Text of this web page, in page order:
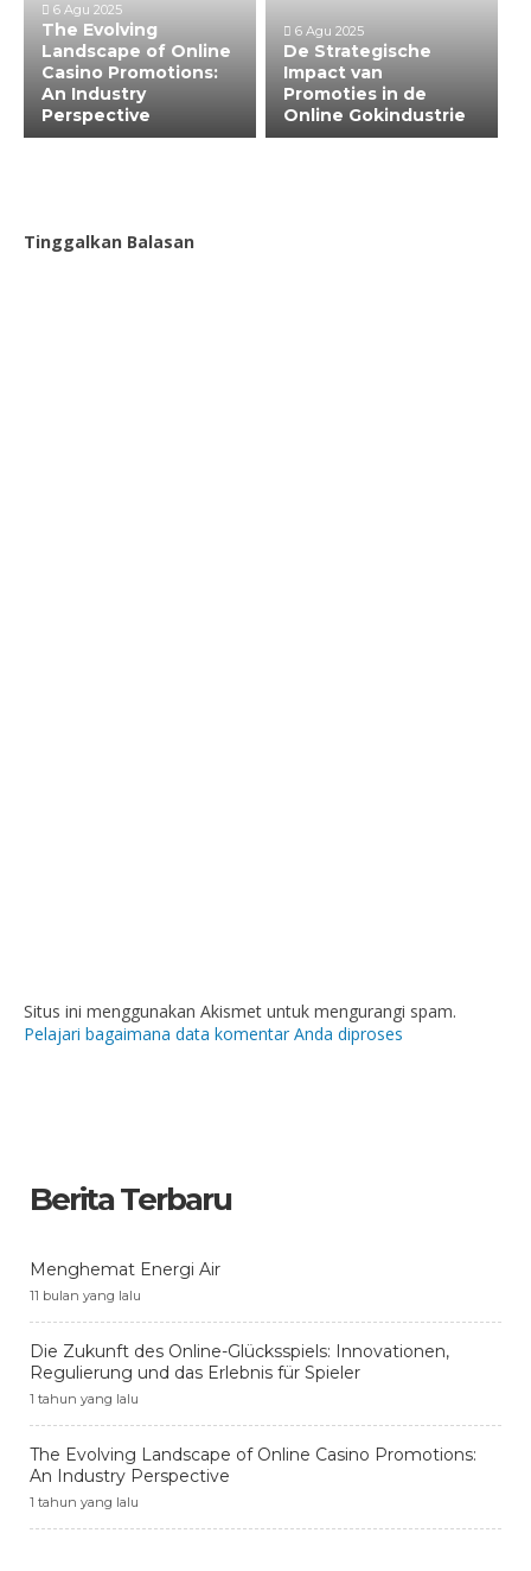
6 Agu 2025
The Evolving
Landscape of Online
Casino Promotions:
An Industry
Perspective
6 Agu 2025
De Strategische
Impact van
Promoties in de
Online Gokindustrie
Tinggalkan Balasan
Situs ini menggunakan Akismet untuk mengurangi spam.
Pelajari bagaimana data komentar Anda diproses
Berita Terbaru
Menghemat Energi Air
11 bulan yang lalu
Die Zukunft des Online-Glücksspiels: Innovationen,
Regulierung und das Erlebnis für Spieler
1 tahun yang lalu
The Evolving Landscape of Online Casino Promotions:
An Industry Perspective
1 tahun yang lalu